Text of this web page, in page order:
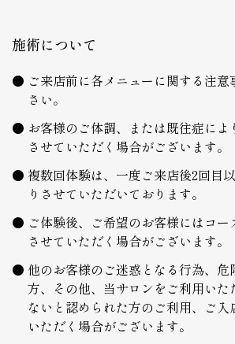
施術について
ご来店前に各メニューに関する注
さい。
お客様のご体調、または既往症によ
させていただく場合がございます。
複数回体験は、一度ご来店後2回目
りさせていただいております。
ご体験後、ご希望のお客様にはコー
させていただく場合がございます。
他のお客様のご迷惑となる行為、危
方、その他、当サロンをご利用いた
ないと認められた方のご利用、ご入
いただく場合がございます。